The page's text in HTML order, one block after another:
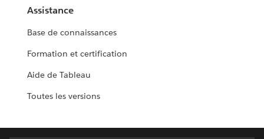
Assistance
Base de connaissances
Formation et certification
Aide de Tableau
Toutes les versions